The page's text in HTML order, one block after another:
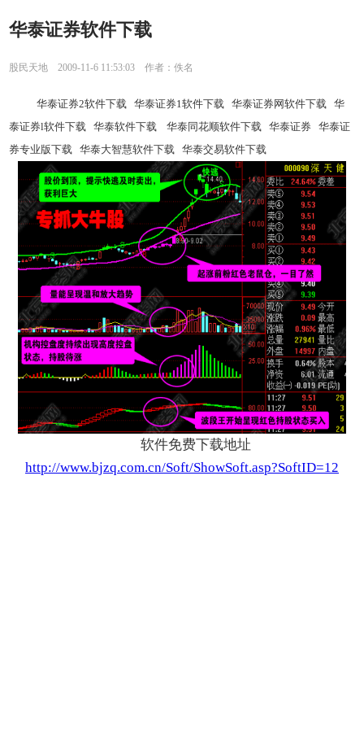
华泰证券软件下载
股民天地 2009-11-6 11:53:03 作者：佚名
华泰证券2软件下载 华泰证券1软件下载 华泰证券网软件下载 华
泰证券l软件下载 华泰软件下载 华泰同花顺软件下载 华泰证券 华泰证
券专业版下载 华泰大智慧软件下载 华泰交易软件下载
软件免费下载地址
http://www.bjzq.com.cn/Soft/ShowSoft.asp?SoftID=12